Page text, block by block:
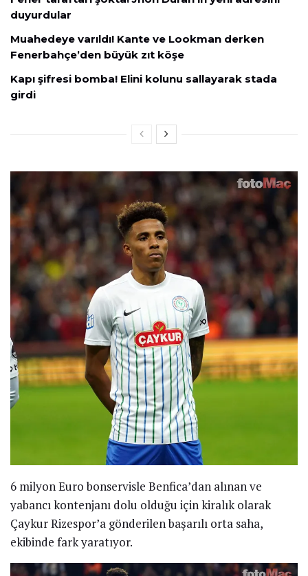
duyurdular
Muahedeye varıldı! Kante ve Lookman derken
Fenerbahçe’den büyük zıt köşe
Kapı şifresi bomba! Elini kolunu sallayarak stada
girdi
6 milyon Euro bonservisle Benfica’dan alınan ve
yabancı kontenjanı dolu olduğu için kiralık olarak
Çaykur Rizespor’a gönderilen başarılı orta saha,
ekibinde fark yaratıyor.